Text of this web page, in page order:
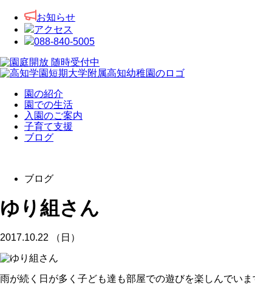
お知らせ
アクセス
088-840-5005
園の紹介
園での生活
入園のご案内
子育て支援
ブログ
ブログ
ゆり組さん
2017.10.22 （日）
雨が続く日が多く子ども達も部屋での遊びを楽しんでいま